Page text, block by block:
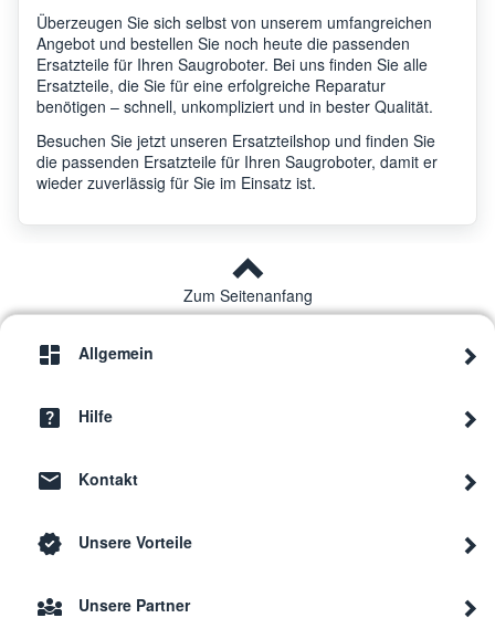
Überzeugen Sie sich selbst von unserem umfangreichen
Angebot und bestellen Sie noch heute die passenden
Ersatzteile für Ihren Saugroboter. Bei uns finden Sie alle
Ersatzteile, die Sie für eine erfolgreiche Reparatur
benötigen – schnell, unkompliziert und in bester Qualität.
Besuchen Sie jetzt unseren Ersatzteilshop und finden Sie
die passenden Ersatzteile für Ihren Saugroboter, damit er
wieder zuverlässig für Sie im Einsatz ist.
Zum Seitenanfang
Allgemein
Hilfe
Kontakt
Unsere Vorteile
Unsere Partner